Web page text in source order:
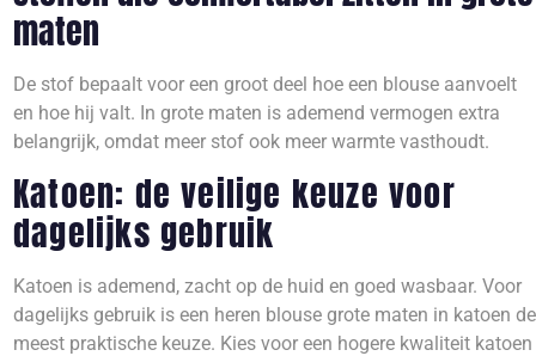
maten
De stof bepaalt voor een groot deel hoe een blouse aanvoelt
en hoe hij valt. In grote maten is ademend vermogen extra
belangrijk, omdat meer stof ook meer warmte vasthoudt.
Katoen: de veilige keuze voor
dagelijks gebruik
Katoen is ademend, zacht op de huid en goed wasbaar. Voor
dagelijks gebruik is een heren blouse grote maten in katoen de
meest praktische keuze. Kies voor een hogere kwaliteit katoen